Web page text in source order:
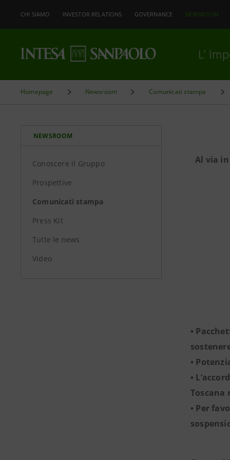
CHI SIAMO INVESTOR RELATIONS GOVERNANCE NEWSROOM
L’
Homepage Newsroom Comunicati stampa
NEWSROOM
Conoscere il Gruppo
Prospettive
Comunicati stampa
Press Kit
Tutte le news
Video
Al via
•
•
•
Toscana
• Per